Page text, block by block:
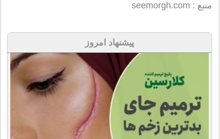
منبع : seemorgh.com
پیشنهاد امروز